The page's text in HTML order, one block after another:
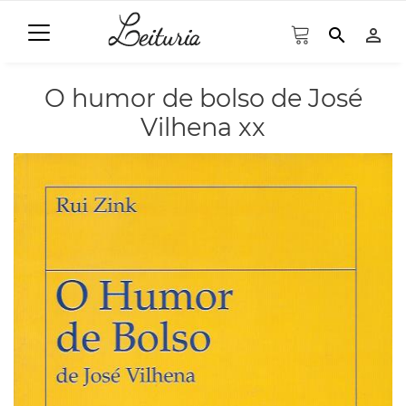
search person_outline
O humor de bolso de José
Vilhena xx